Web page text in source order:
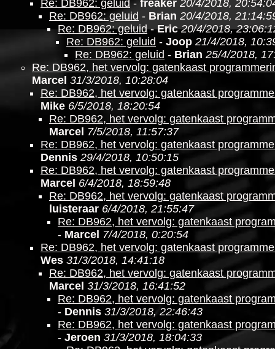
Re: DB962: geluid - freaker 20/4/2018,
Re: DB962: geluid - Brian 20/4/2018,
Re: DB962: geluid-Eric 20/4/2018,
Re: DB962: geluid - Joop 21/4/2018,
Re: DB962: geluid - Brian 25/4/2018,
Re: DB962, het vervolg: gatenkaast
Marcel 31/3/2018, 10:28:04
Re: DB962, het vervolg: gatenkaast
Mike 6/5/2018, 18:20:54
Re: DB962, het vervolg: gatenkaast
Marcel 7/5/2018, 11:57:37
Re: DB962, het vervolg: gatenkaast
Dennis 29/4/2018, 10:50:15
Re: DB962, het vervolg: gatenkaast
Marcel 6/4/2018, 18:59:48
Re: DB962, het vervolg: gatenkaast
luisteraar 6/4/2018, 21:55:47
Re: DB962, het vervolg: gatenkaast
- Marcel 7/4/2018, 0:20:54
Re: DB962, het vervolg: gatenkaast
Wes 31/3/2018, 14:41:18
Re: DB962, het vervolg: gatenkaast
Marcel 31/3/2018, 16:41:52
Re: DB962, het vervolg: gatenkaast
- Dennis 31/3/2018, 22:46:43
Re: DB962, het vervolg: gatenkaast
- Jeroen 31/3/2018, 18:04:33